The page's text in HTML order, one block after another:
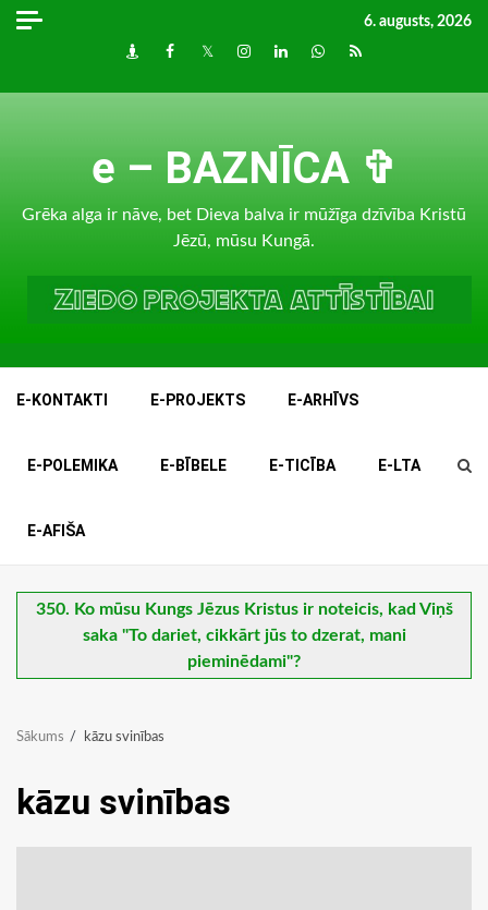
Skip
6. augusts, 2026
DraugiemFacebook
TwitterInstagram
LinkedInwhatsapp
RSS
e – BAZNĪCA ✞
Grēka alga ir nāve, bet Dieva balva ir mūžīga dzīvība Kristū
Jēzū, mūsu Kungā.
E-KONTAKTI E-PROJEKTS E-ARHĪVS
E-POLEMIKA E-BĪBELE E-TICĪBA E-LTA
E-AFIŠA
350. Ko mūsu Kungs Jēzus Kristus ir noteicis, kad Viņš
saka "To dariet, cikkārt jūs to dzerat, mani
pieminēdami"?
Sākums kāzu svinības
kāzu svinības